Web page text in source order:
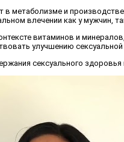
в метаболизме и
влечении как у мужчин,
витаминов и
улучшению сексуальной
сексуального здоровья